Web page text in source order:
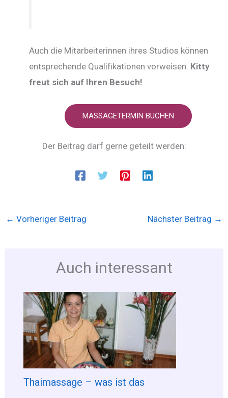
Auch die Mitarbeiterinnen ihres Studios können
entsprechende Qualifikationen vorweisen. Kitty
freut sich auf Ihren Besuch!
MASSAGETERMIN BUCHEN
Der Beitrag darf gerne geteilt werden:
← Vorheriger Beitrag Nächster Beitrag →
Auch interessant
Thaimassage – was ist das